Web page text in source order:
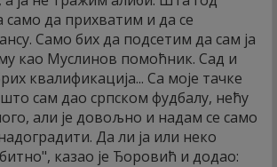
само да прихватим и да се
Само бих да подсетим да сам ја
као Муслинов помоћник. Сад и
квалификација... Са моје тачке
сам дао српском фудбалу, нећу
али је довољно и надам се само
Да ли ја или неко
казао је Ђоровић и додао: